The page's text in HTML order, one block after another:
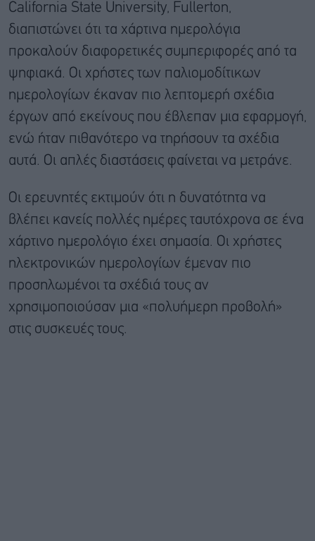
California State University, Fullerton,
διαπιστώνει ότι τα χάρτινα ημερολόγια
προκαλούν διαφορετικές συμπεριφορές από τα
ψηφιακά. Οι χρήστες των παλιομοδίτικων
ημερολογίων έκαναν πιο λεπτομερή σχέδια
έργων από εκείνους που έβλεπαν μια εφαρμογή,
ενώ ήταν πιθανότερο να τηρήσουν τα σχέδια
αυτά. Οι απλές διαστάσεις φαίνεται να μετράνε.
Οι ερευνητές εκτιμούν ότι η δυνατότητα να
βλέπει κανείς πολλές ημέρες ταυτόχρονα σε ένα
χάρτινο ημερολόγιο έχει σημασία. Οι χρήστες
ηλεκτρονικών ημερολογίων έμεναν πιο
προσηλωμένοι τα σχέδιά τους αν
χρησιμοποιούσαν μια «πολυήμερη προβολή»
στις συσκευές τους.